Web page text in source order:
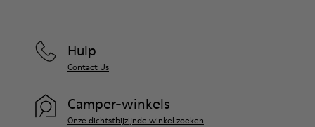
Hulp
Contact Us
Camper-winkels
Onze dichtstbijzijnde winkel zoeken